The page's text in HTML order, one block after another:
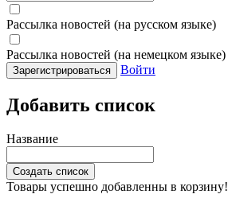
Рассылка новостей (на русском языке)
Рассылка новостей (на немецком языке)
Зарегистрироваться Войти
Добавить список
Название
Создать список
Товары успешно добавленны в корзину!